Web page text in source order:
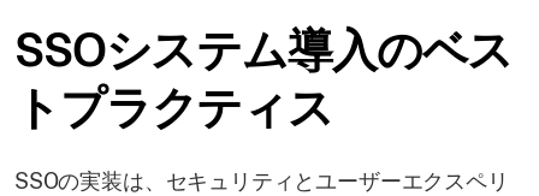
SSOシステム導入のベス
トプラクティス
SSOの実装は、セキュリティとユーザーエクスペリ